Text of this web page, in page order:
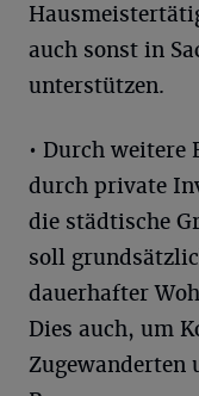
auch sonst in
unterstützen.
• Durch weitere
durch private
die städtische
soll
dauerhafter
Dies auch, um
Zugewanderten